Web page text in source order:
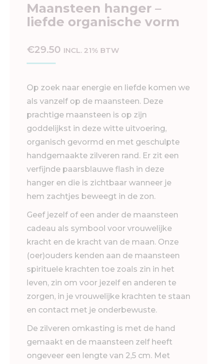
Maansteen hanger –
liefde organische vorm
€29.50 INCL. 21% BTW
Op zoek naar energie en liefde komen we
als vanzelf op de maansteen. Deze
prachtige maansteen is op zijn
goddelijkst in deze witte uitvoering,
organisch gevormd en met geschulpte
handgemaakte zilveren rand. Er zit een
verfijnde paarsblauwe flash in deze
hanger en die is zichtbaar wanneer je
hem zachtjes beweegt in de zon.
Geef jezelf of een ander de maansteen
cadeau als symbool voor vrouwelijke
kracht en de kracht van de maan. Onze
(oer)ouders kenden aan de maansteen
spirituele krachten toe zoals zin in het
leven, zin om voor jezelf en anderen te
zorgen, in je vrouwelijke krachten te staan
en contact met je onderbewuste.
De zilveren omkasting is met de hand
gemaakt en de maansteen zelf heeft
ongeveer een lengte van 2,5 cm. Met